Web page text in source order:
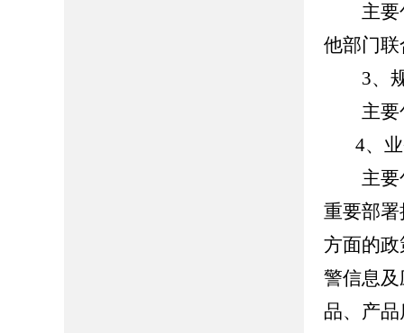
主要包
他部门
3、规
主要包
4、业
主要包
重要部
方面的
警信息
品、产